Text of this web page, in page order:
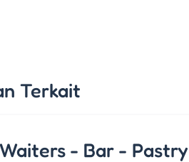
Terkait
- Bar -